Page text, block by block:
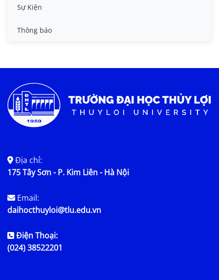
Tin công tác sinh viên
Tin đào tạo
Tin tức chung
Sự Kiện
Thông báo
Địa chỉ:
175 Tây Sơn - P. Kim Liên - Hà Nội
Email:
daihocthuyloi@tlu.edu.vn
Điện Thoại:
(024) 38522201